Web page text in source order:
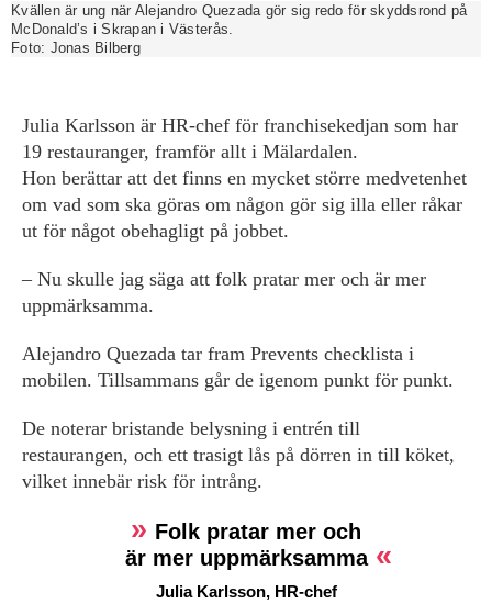
Kvällen är ung när Alejandro Quezada gör sig redo för skyddsrond på
McDonald’s i Skrapan i Västerås.
Foto: Jonas Bilberg
Julia Karlsson är HR-chef för franchisekedjan som har
19 restauranger, framför allt i Mälardalen.
Hon berättar att det finns en mycket större medvetenhet
om vad som ska göras om någon gör sig illa eller råkar
ut för något obehagligt på jobbet.
– Nu skulle jag säga att folk pratar mer och är mer
uppmärksamma.
Alejandro Quezada tar fram Prevents checklista i
mobilen. Tillsammans går de igenom punkt för punkt.
De noterar bristande belysning i entrén till
restaurangen, och ett trasigt lås på dörren in till köket,
vilket innebär risk för intrång.
Folk pratar mer och
är mer uppmärksamma
Julia Karlsson, HR-chef